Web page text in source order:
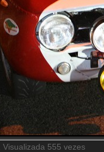
555 vezes